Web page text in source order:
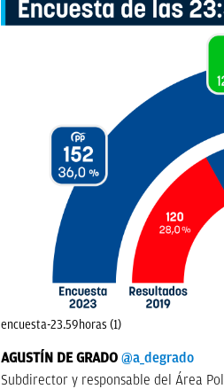
encuesta-23.59horas (1)
AGUSTÍN DE GRADO @a_degrado
Subdirector y responsable del Área